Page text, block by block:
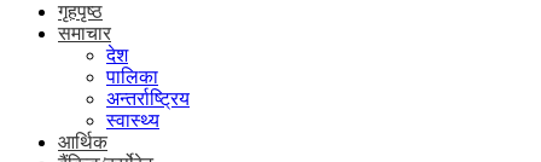
गृहपृष्ठ
समाचार
देश
पालिका
अन्तर्राष्ट्रिय
स्वास्थ्य
आर्थिक